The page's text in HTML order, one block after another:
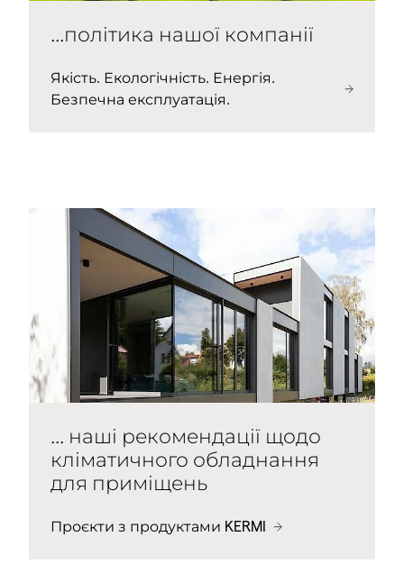
...політика нашої компанії
Якість. Екологічність. Енергія.
Безпечна експлуатація.
... наші рекомендації щодо
кліматичного обладнання
для приміщень
Проєкти з продуктами KERMI